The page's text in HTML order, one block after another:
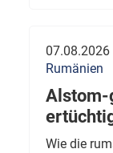
07.08.2026
Rumänien
Alstom-
Wie die